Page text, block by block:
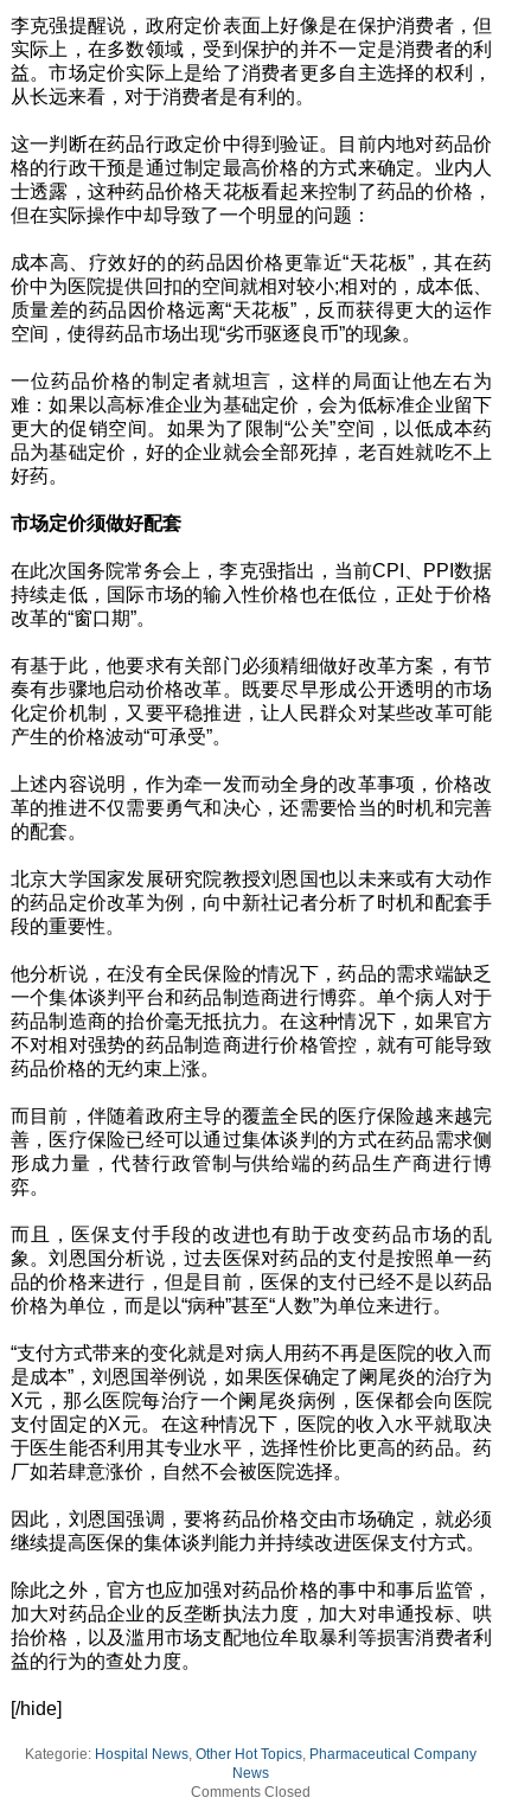
李克强提醒说，政府定价表面上好像是在保护消费者，但
实际上，在多数领域，受到保护的并不一定是消费者的利
益。市场定价实际上是给了消费者更多自主选择的权利，
从长远来看，对于消费者是有利的。
这一判断在药品行政定价中得到验证。目前内地对药品价
格的行政干预是通过制定最高价格的方式来确定。业内人
士透露，这种药品价格天花板看起来控制了药品的价格，
但在实际操作中却导致了一个明显的问题：
成本高、疗效好的的药品因价格更靠近“天花板”，其在药
价中为医院提供回扣的空间就相对较小;相对的，成本低、
质量差的药品因价格远离“天花板”，反而获得更大的运作
空间，使得药品市场出现“劣币驱逐良币”的现象。
一位药品价格的制定者就坦言，这样的局面让他左右为
难：如果以高标准企业为基础定价，会为低标准企业留下
更大的促销空间。如果为了限制“公关”空间，以低成本药
品为基础定价，好的企业就会全部死掉，老百姓就吃不上
好药。
市场定价须做好配套
在此次国务院常务会上，李克强指出，当前CPI、PPI数据
持续走低，国际市场的输入性价格也在低位，正处于价格
改革的“窗口期”。
有基于此，他要求有关部门必须精细做好改革方案，有节
奏有步骤地启动价格改革。既要尽早形成公开透明的市场
化定价机制，又要平稳推进，让人民群众对某些改革可能
产生的价格波动“可承受”。
上述内容说明，作为牵一发而动全身的改革事项，价格改
革的推进不仅需要勇气和决心，还需要恰当的时机和完善
的配套。
北京大学国家发展研究院教授刘恩国也以未来或有大动作
的药品定价改革为例，向中新社记者分析了时机和配套手
段的重要性。
他分析说，在没有全民保险的情况下，药品的需求端缺乏
一个集体谈判平台和药品制造商进行博弈。单个病人对于
药品制造商的抬价毫无抵抗力。在这种情况下，如果官方
不对相对强势的药品制造商进行价格管控，就有可能导致
药品价格的无约束上涨。
而目前，伴随着政府主导的覆盖全民的医疗保险越来越完
善，医疗保险已经可以通过集体谈判的方式在药品需求侧
形成力量，代替行政管制与供给端的药品生产商进行博
弈。
而且，医保支付手段的改进也有助于改变药品市场的乱
象。刘恩国分析说，过去医保对药品的支付是按照单一药
品的价格来进行，但是目前，医保的支付已经不是以药品
价格为单位，而是以“病种”甚至“人数”为单位来进行。
“支付方式带来的变化就是对病人用药不再是医院的收入而
是成本”，刘恩国举例说，如果医保确定了阑尾炎的治疗为
X元，那么医院每治疗一个阑尾炎病例，医保都会向医院
支付固定的X元。在这种情况下，医院的收入水平就取决
于医生能否利用其专业水平，选择性价比更高的药品。药
厂如若肆意涨价，自然不会被医院选择。
因此，刘恩国强调，要将药品价格交由市场确定，就必须
继续提高医保的集体谈判能力并持续改进医保支付方式。
除此之外，官方也应加强对药品价格的事中和事后监管，
加大对药品企业的反垄断执法力度，加大对串通投标、哄
抬价格，以及滥用市场支配地位牟取暴利等损害消费者利
益的行为的查处力度。
[/hide]
Kategorie: Hospital News,Other Hot Topics, Pharmaceutical Company
News
Comments Closed